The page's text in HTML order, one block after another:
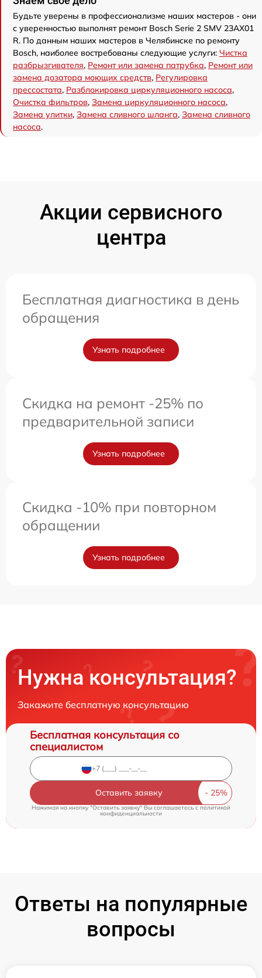
Будьте уверены в профессионализме наших мастеров - они
с уверенностью выполнят ремонт Bosch Serie 2 SMV 23AX01
R. По данным наших мастеров в Челябинске по ремонту
Bosch, наиболее востребованы следующие услуги: Чистка
разбрызгивателя, Ремонт или замена патрубка, Ремонт или
замена дозатора моющих средств, Регулировка
прессостата, Разблокировка циркуляционного насоса,
Очистка фильтров, Замена циркуляционного насоса,
Замена улитки, Замена сливного шланга, Замена сливного
насоса.
Акции сервисного
центра
Бесплатная диагностика в день
обращения
Узнать подробнее
Скидка на ремонт -25% по
предварительной записи
Узнать подробнее
Скидка -10% при повторном
обращении
Узнать подробнее
Нужна консультация?
Закажите бесплатную консультацию
Бесплатная консультация со
специалистом
Оставить заявку
Нажимая на кнопку "Оставить заявку" Вы соглашаетесь cполитикой
конфиденциальности
Ответы на популярные
вопросы